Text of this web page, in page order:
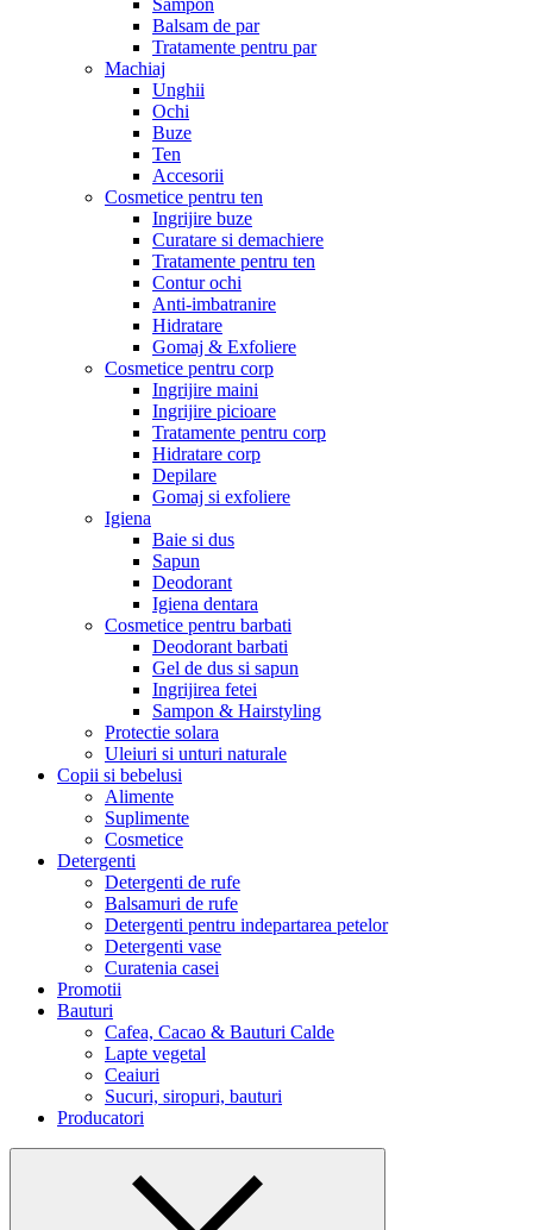
Sampon
Balsam de par
Tratamente pentru par
Machiaj
Unghii
Ochi
Buze
Ten
Accesorii
Cosmetice pentru ten
Ingrijire buze
Curatare si demachiere
Tratamente pentru ten
Contur ochi
Anti-imbatranire
Hidratare
Gomaj & Exfoliere
Cosmetice pentru corp
Ingrijire maini
Ingrijire picioare
Tratamente pentru corp
Hidratare corp
Depilare
Gomaj si exfoliere
Igiena
Baie si dus
Sapun
Deodorant
Igiena dentara
Cosmetice pentru barbati
Deodorant barbati
Gel de dus si sapun
Ingrijirea fetei
Sampon & Hairstyling
Protectie solara
Uleiuri si unturi naturale
Copii si bebelusi
Alimente
Suplimente
Cosmetice
Detergenti
Detergenti de rufe
Balsamuri de rufe
Detergenti pentru indepartarea petelor
Detergenti vase
Curatenia casei
Promotii
Bauturi
Cafea, Cacao & Bauturi Calde
Lapte vegetal
Ceaiuri
Sucuri, siropuri, bauturi
Producatori